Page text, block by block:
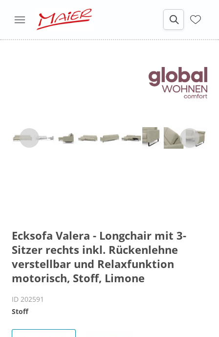
Ecksofa Valera - Longchair mit 3-
Sitzer rechts inkl. Rückenlehne
verstellbar und Relaxfunktion
motorisch, Stoff, Limone
ID 202591
Stoff